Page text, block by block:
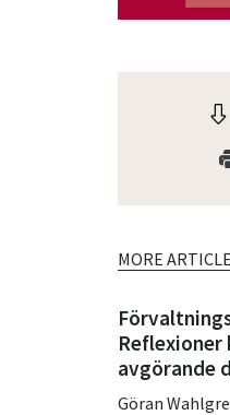
MORE
Reflexioner
avgörande
Göran